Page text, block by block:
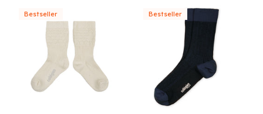
Bestseller Bestseller